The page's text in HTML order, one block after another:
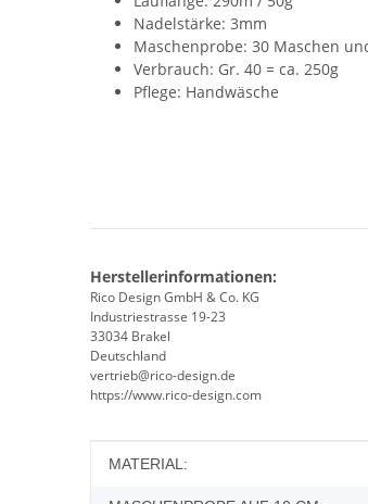
Nadelstärke: 3mm
Maschenprobe: 30 Maschen
Verbrauch: Gr. 40 = ca. 250g
Pflege: Handwäsche
Herstellerinformationen:
Rico Design GmbH & Co. KG
Industriestrasse 19-23
33034 Brakel
Deutschland
vertrieb@rico-design.de
https://www.rico-design.com
Produkteigenschaft
Wert
MATERIAL: